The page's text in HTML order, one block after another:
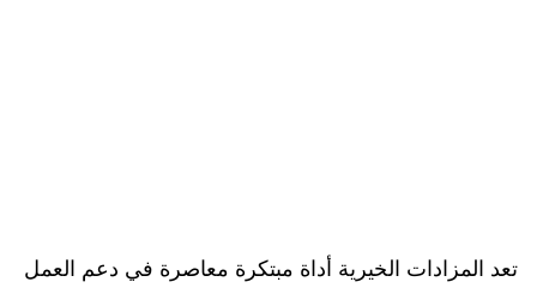
تعد المزادات الخيرية أداة مبتكرة معاصرة في دعم العمل